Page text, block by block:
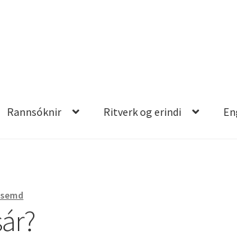
Rannsóknir Ritverk og erindi